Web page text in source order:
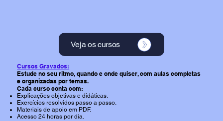
Veja os cursos
Cursos Gravados:
Estude no seu ritmo, quando e onde quiser, com aulas completas
e organizadas por temas.
Cada curso conta com:
Explicações objetivas e didáticas.
Exercícios resolvidos passo a passo.
Materiais de apoio em PDF.
Acesso 24 horas por dia.